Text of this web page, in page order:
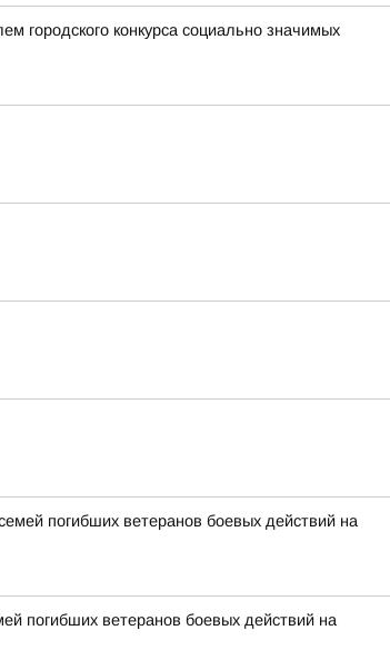
городского конкурса социально значимых
погибших ветеранов боевых действий на
погибших ветеранов боевых действий на